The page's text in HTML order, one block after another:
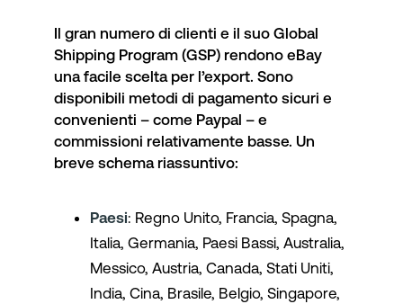
Il gran numero di clienti e il suo Global
Shipping Program (GSP) rendono eBay
una facile scelta per l’export. Sono
disponibili metodi di pagamento sicuri e
convenienti – come Paypal – e
commissioni relativamente basse. Un
breve schema riassuntivo:
Paesi: Regno Unito, Francia, Spagna,
Italia, Germania, Paesi Bassi, Australia,
Messico, Austria, Canada, Stati Uniti,
India, Cina, Brasile, Belgio, Singapore,